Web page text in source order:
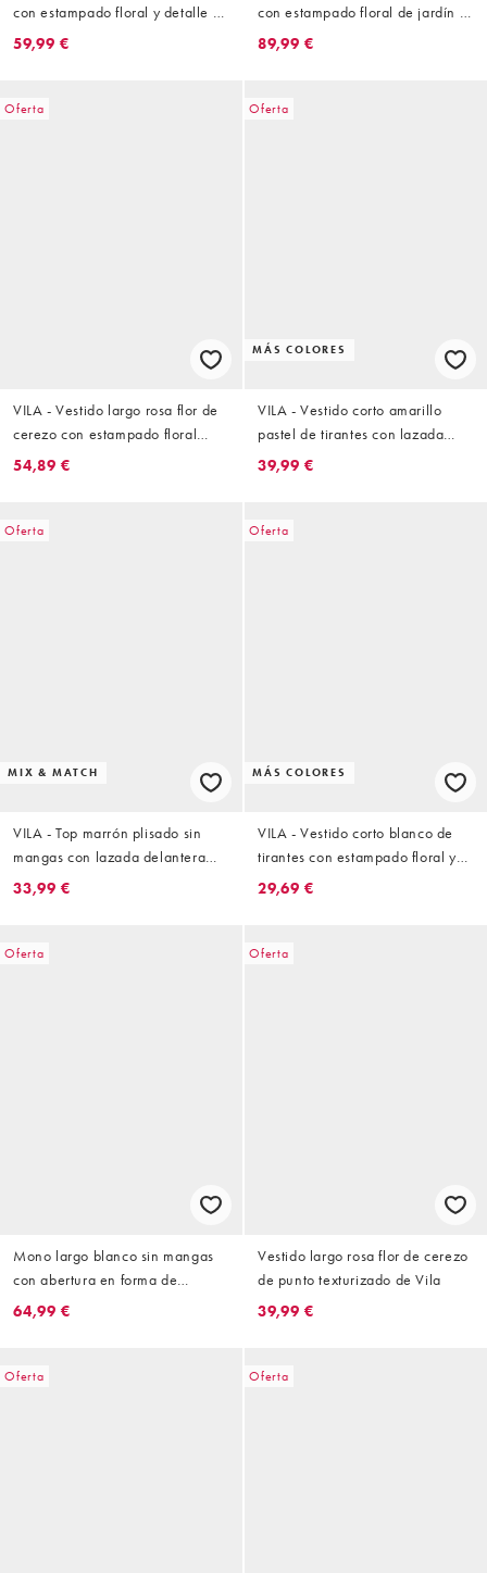
con estampado floral y detalle de
volantes de plumeti
59,99 €
con estampado floral de jardín y
cuello halter
89,99 €
Oferta
VILA - Vestido largo rosa flor de
cerezo con estampado floral
llamativo
54,89 €
Oferta
MÁS COLORES
VILA - Vestido corto amarillo
pastel de tirantes con lazada
delantera y ribete de volantes
39,99 €
Oferta
MIX & MATCH
VILA - Top marrón plisado sin
mangas con lazada delantera
(parte de un conjunto)
33,99 €
Oferta
MÁS COLORES
VILA - Vestido corto blanco de
tirantes con estampado floral y
volantes
29,69 €
Oferta
Mono largo blanco sin mangas
con abertura en forma de
cerradura en la espalda de VILA
64,99 €
Oferta
Vestido largo rosa flor de cerezo
de punto texturizado de Vila
39,99 €
Oferta Oferta